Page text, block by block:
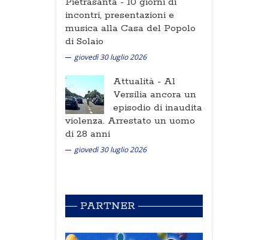
incontri, presentazioni e
musica alla Casa del Popolo
di Solaio
giovedì 30 luglio 2026
Attualità - Al
Versilia ancora un
episodio di inaudita
violenza. Arrestato un uomo
di 28 anni
giovedì 30 luglio 2026
PARTNER